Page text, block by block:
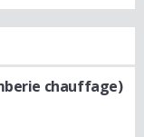
chauffage)